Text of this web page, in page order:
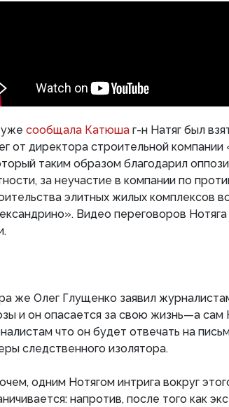
уже сообщала Катюша г-н Натяг был
от директора строительной
таким образом благодарил
за неучастие в компании по
элитных жилых комплексов
Видео переговоров
же Олег Глущенко заявил
и он опасается за свою жизнь—а сам
что он будет отвечать на
следственного изолятора.
одним Нотягом интрига вокруг
напротив, после того как